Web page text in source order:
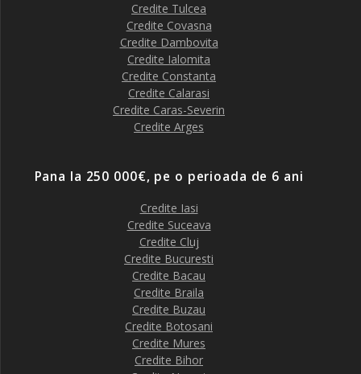
Credite Tulcea
Credite Covasna
Credite Dambovita
Credite Ialomita
Credite Constanta
Credite Calarasi
Credite Caras-Severin
Credite Arges
Pana la 250 000€, pe o perioada de 6 ani
Credite Iasi
Credite Suceava
Credite Cluj
Credite Bucuresti
Credite Bacau
Credite Braila
Credite Buzau
Credite Botosani
Credite Mures
Credite Bihor